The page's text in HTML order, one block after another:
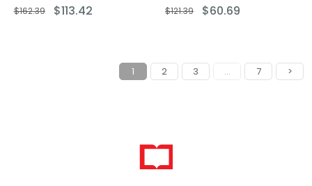
$113.42
$162.39 $60.69
$121.39
1 2 3 ... 7 >